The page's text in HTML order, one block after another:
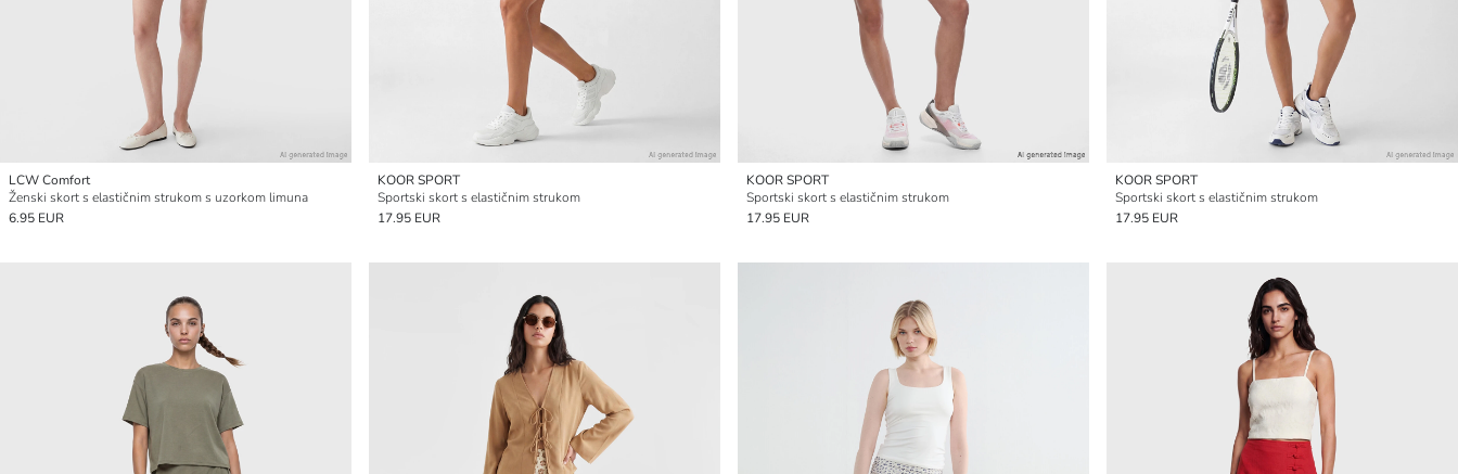
LCW Comfort
Ženski skort s elastičnim strukom s uzorkom limuna
6.95 EUR
KOOR SPORT
Sportski skort s elastičnim strukom
17.95 EUR
KOOR SPORT
Sportski skort s elastičnim strukom
17.95 EUR
KOOR SPORT
Sportski skort s elastičnim strukom
17.95 EUR